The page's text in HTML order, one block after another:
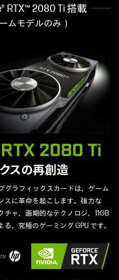
RTX™ 2080 Ti 搭載
ムモデルのみ）
グラフィックスカードは、ゲーム
スに革命を起こします。強力な
チャ、画期的なテクノロジ、11GB
、究極のゲーミング GPU です。